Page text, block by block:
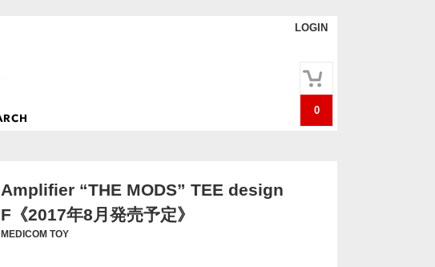
LOGIN
0
Amplifier “THE MODS” TEE design
F《2017年8月発売予定》
MEDICOM TOY